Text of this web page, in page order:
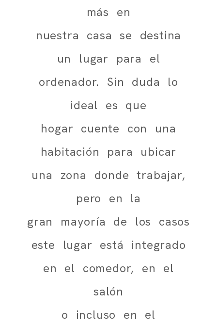
más en
nuestra casa se destina
un lugar para el
ordenador. Sin duda lo
ideal es que
hogar cuente con una
habitación para ubicar
una zona donde trabajar,
pero en la
gran mayoría de los casos
este lugar está integrado
en el comedor, en el
salón
o incluso en el